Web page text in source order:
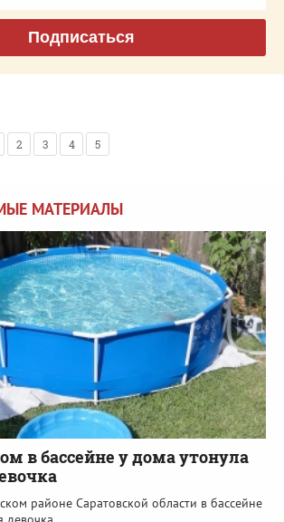
Подписаться
2 3 4 5
МАТЕРИАЛЫ
в бассейне у дома утонула
районе Саратовской области в бассейне